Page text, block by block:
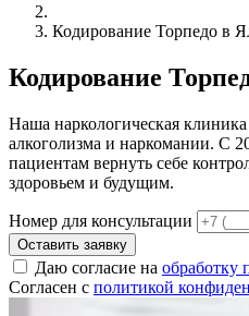
Кодирование Торпедо в
Кодирование
Наша наркологическая
алкоголизма и наркомании. С
пациентам вернуть себе
здоровьем и будущим.
Номер для консультации
Оставить заявку
Даю согласие на обработку
Согласен с политикой